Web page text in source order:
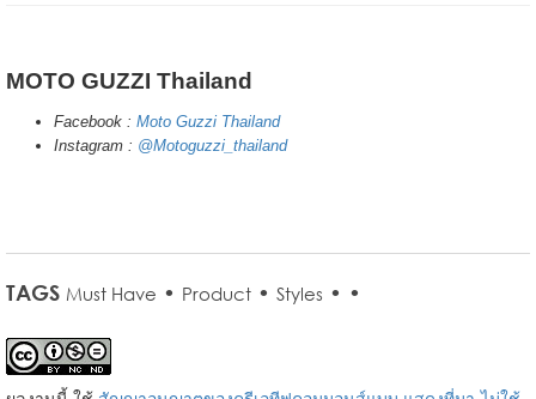
MOTO GUZZI Thailand
Facebook : Moto Guzzi Thailand
Instagram : @Motoguzzi_thailand
TAGS Must Have • Product • Styles • •